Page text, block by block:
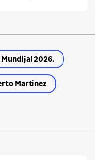
Mundijal 2026.
Martinez